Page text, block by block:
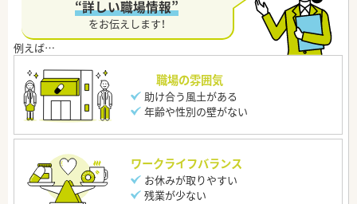
“詳しい職場情報”
をお伝えします！
職場の雰囲気
助け合う風土がある
年齢や性別の壁がない
ワークライフバランス
お休みが取りやすい
残業が少ない